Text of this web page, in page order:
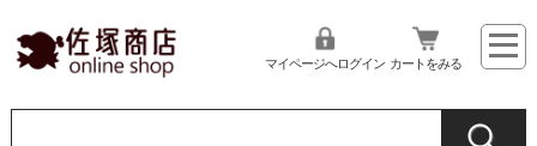
マイページへログイン カートをみる